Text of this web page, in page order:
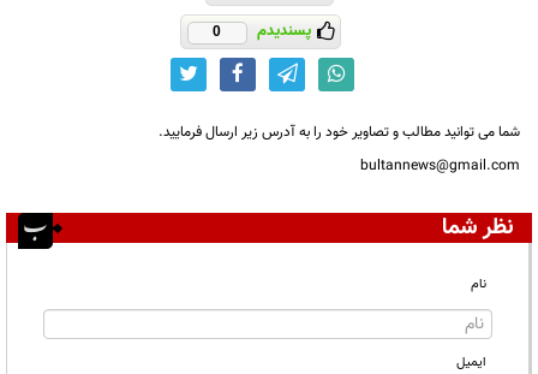
پسندیدم 0
شما می توانید مطالب و تصاویر خود را به آدرس زیر ارسال فرمایید.
bultannews@gmail.com
نظر شما
نام
ایمیل